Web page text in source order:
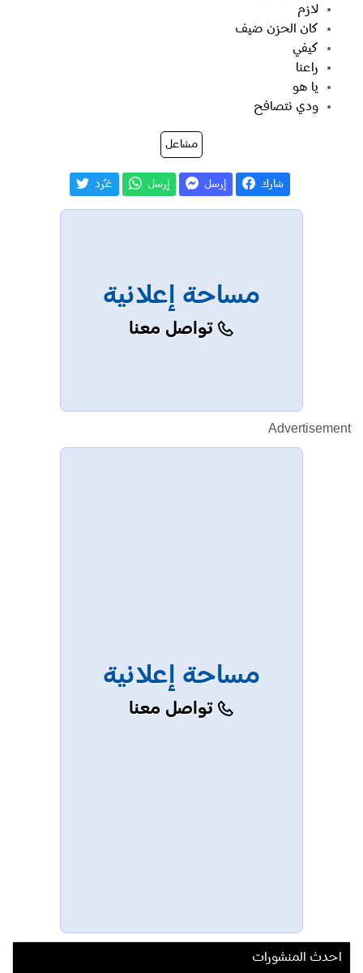
لازم
كان الحزن ضيف
كيفي
راعنا
يا هو
ودي نتصافح
مشاعل
شارك إرسل إرسل غـّرد
مساحة إعلانية
تواصل معنا
Advertisement
مساحة إعلانية
تواصل معنا
احدث المنشورات